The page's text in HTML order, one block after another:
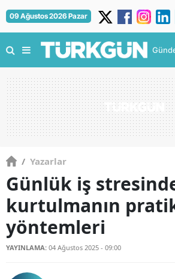
09 Ağustos 2026 Pazar
/ Yazarlar
Günlük iş
kurtulmanın
yöntemleri
YAYINLAMA: 04 Ağustos 2025 - 09:00